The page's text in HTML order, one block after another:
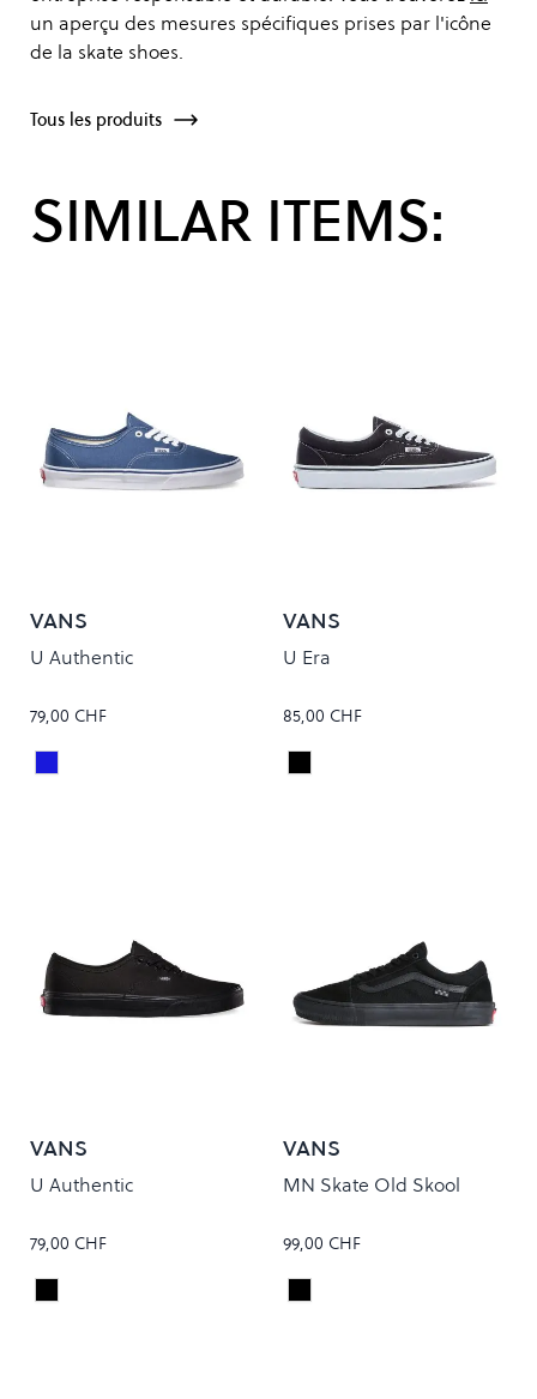
un aperçu des mesures spécifiques prises par l'icône
de la skate shoes.
Tous les produits
SIMILAR ITEMS:
VANS
U Authentic
79,00 CHF
Colour
Navy
VANS
U Era
85,00 CHF
Colour
Black
VANS
U Authentic
79,00 CHF
Colour
Black/Black
VANS
MN Skate Old Skool
99,00 CHF
Colour
Black/Black